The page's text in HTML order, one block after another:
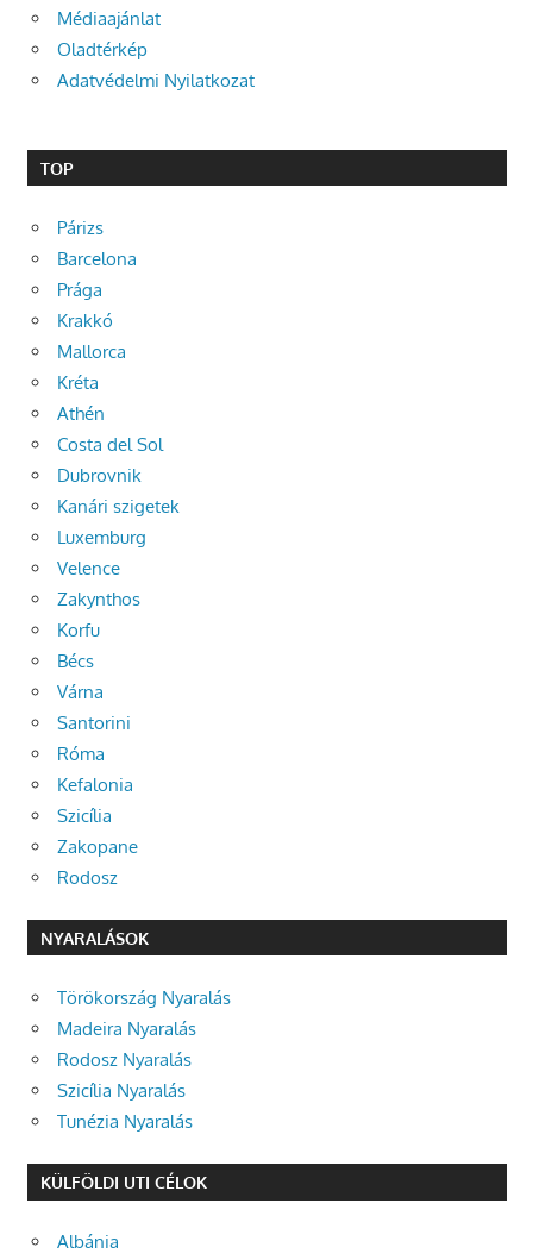
Médiaajánlat
Oladtérkép
Adatvédelmi Nyilatkozat
TOP
Párizs
Barcelona
Prága
Krakkó
Mallorca
Kréta
Athén
Costa del Sol
Dubrovnik
Kanári szigetek
Luxemburg
Velence
Zakynthos
Korfu
Bécs
Várna
Santorini
Róma
Kefalonia
Szicília
Zakopane
Rodosz
NYARALÁSOK
Törökország Nyaralás
Madeira Nyaralás
Rodosz Nyaralás
Szicília Nyaralás
Tunézia Nyaralás
KÜLFÖLDI UTI CÉLOK
Albánia